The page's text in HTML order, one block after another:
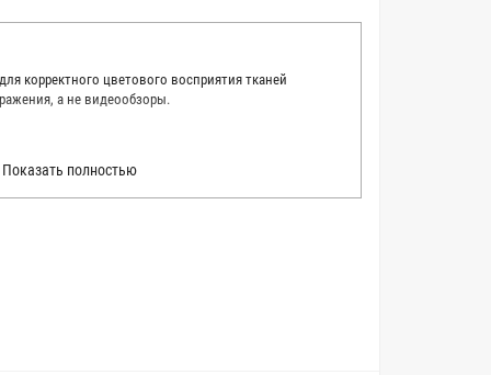
корректного цветового восприятия тканей
а не видеообзоры.
описать цвет каждой ткани из нашего каталога.
ткань в естественном свете, стараемся
условия и описания. Но несмотря на наши
Показать полностью